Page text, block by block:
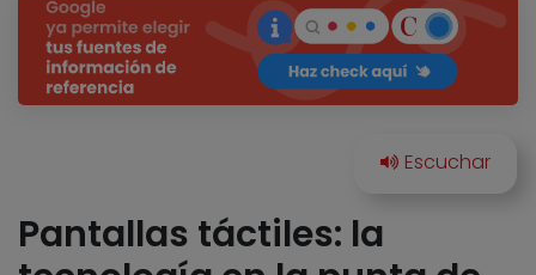
Pantallas táctiles: la